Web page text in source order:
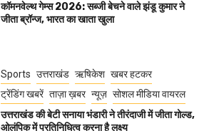
कॉमनवेल्थ गेम्स 2026: सब्जी बेचने वाले झंडू कुमार ने
जीता ब्रॉन्ज, भारत का खाता खुला
Sports उत्तराखंड ऋषिकेश खबर हटकर
ट्रेंडिंग खबरें ताज़ा ख़बर न्यूज़ सोशल मीडिया वायरल
उत्तराखंड की बेटी सनाया भंडारी ने तीरंदाजी में जीता गोल्ड,
ओलंपिक में प्रतिनिधित्व करना है लक्ष्य